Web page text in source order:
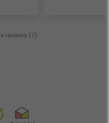
reviews (7)